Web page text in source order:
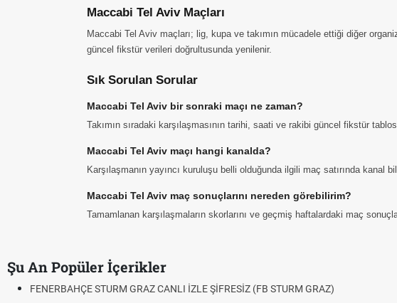
Maccabi Tel Aviv Maçları
Maccabi Tel Aviv maçları; lig, kupa ve takımın mücadele ettiği diğer
güncel fikstür verileri doğrultusunda yenilenir.
Sık Sorulan Sorular
Maccabi Tel Aviv bir sonraki maçı ne zaman?
Takımın sıradaki karşılaşmasının tarihi, saati ve rakibi güncel fikstür
Maccabi Tel Aviv maçı hangi kanalda?
Karşılaşmanın yayıncı kuruluşu belli olduğunda ilgili maç satırında kanal
Maccabi Tel Aviv maç sonuçlarını nereden görebilirim?
Tamamlanan karşılaşmaların skorlarını ve geçmiş haftalardaki maç
Şu An Popüler İçerikler
FENERBAHÇE STURM GRAZ CANLI İZLE ŞİFRESİZ (FB STURM GRAZ)